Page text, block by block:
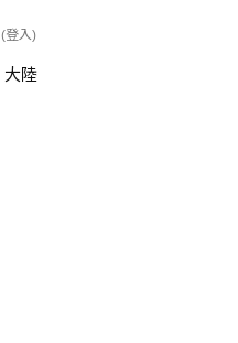
(登入)
大陸